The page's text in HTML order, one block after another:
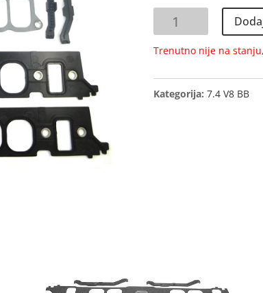
BRTVA
količina
Trenutno nije na
Kategorija: 7.4 V8 BB